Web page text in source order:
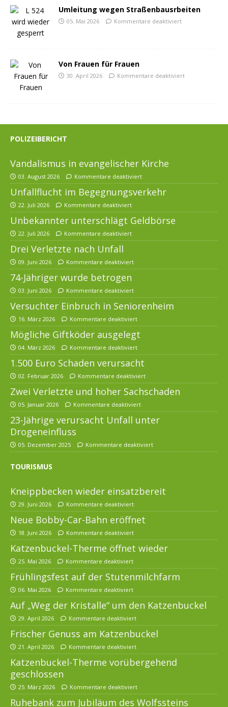
Umleitung wegen Straßenbausrbeiten
05. Mai 2026 Kommentare deaktiviert
Von Frauen für Frauen
30. April 2026 Kommentare deaktiviert
POLIZEIBERICHT
Vandalismus in evangelischer Kirche
03. August 2026 Kommentare deaktiviert
Unfallflucht im Begegnungsverkehr
22. Juli 2026 Kommentare deaktiviert
Unbekannter unterschlägt Geldbörse
22. Juli 2026 Kommentare deaktiviert
Drei Verletzte nach Unfall
09. Juni 2026 Kommentare deaktiviert
74-Jähriger wurde betrogen
03. Juni 2026 Kommentare deaktiviert
Versuchter Einbruch in Seniorenheim
16. März 2026 Kommentare deaktiviert
Mögliche Giftköder ausgelegt
04. März 2026 Kommentare deaktiviert
1.500 Euro Schaden verursacht
02. Februar 2026 Kommentare deaktiviert
Zwei Verletzte und hoher Sachschaden
05. Januar 2026 Kommentare deaktiviert
23-Jährige verursacht Unfall unter
Drogeneinfluss
05. Dezember 2025 Kommentare deaktiviert
TOURISMUS
Kneippbecken wieder einsatzbereit
29. Juni 2026 Kommentare deaktiviert
Neue Bobby-Car-Bahn eröffnet
18. Juni 2026 Kommentare deaktiviert
Katzenbuckel-Therme öffnet wieder
25. Mai 2026 Kommentare deaktiviert
Frühlingsfest auf der Stutenmilchfarm
06. Mai 2026 Kommentare deaktiviert
Auf „Weg der Kristalle“ um den Katzenbuckel
29. April 2026 Kommentare deaktiviert
Frischer Genuss am Katzenbuckel
21. April 2026 Kommentare deaktiviert
Katzenbuckel-Therme vorübergehend
geschlossen
25. März 2026 Kommentare deaktiviert
Ruhebank zum Jubiläum des Wolfssteins